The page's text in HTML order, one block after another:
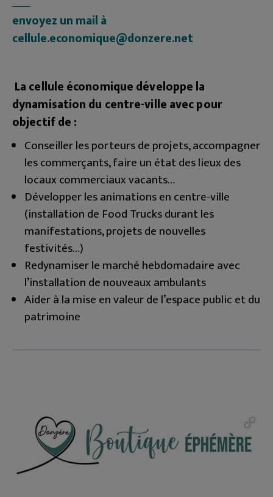
envoyez un mail à
cellule.economique@donzere.net
La cellule économique développe la
dynamisation du centre-villeavec pour
objectif de :
Conseiller les porteurs de projets, accompagner
les commerçants, faire un état des lieux des
locaux commerciaux vacants…
Développer les animations en centre-ville
(installation de Food Trucks durant les
manifestations, projets de nouvelles
festivités…)
Redynamiser le marché hebdomadaire avec
l’installation de nouveaux ambulants
Aider à la mise en valeur de l’espace public et du
patrimoine